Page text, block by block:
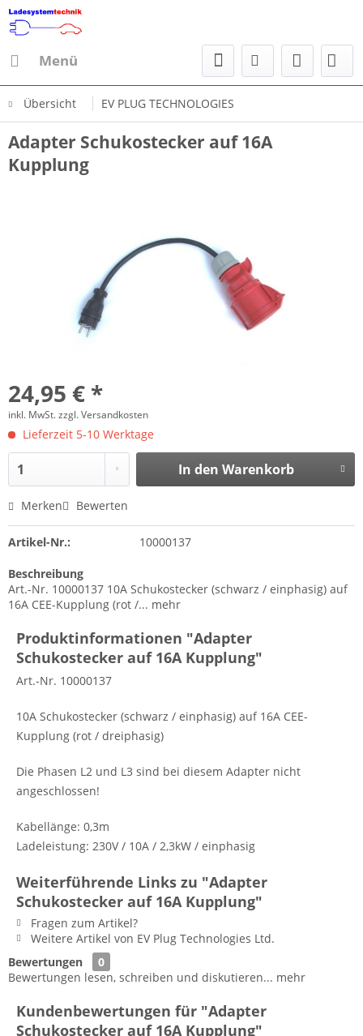
Menü
Übersicht EV PLUG TECHNOLOGIES
Adapter Schukostecker auf 16A
Kupplung
24,95 € *
inkl. MwSt.zzgl. Versandkosten
Lieferzeit 5-10 Werktage
In den Warenkorb
Merken Bewerten
Artikel-Nr.: 10000137
Beschreibung
Art.-Nr. 10000137 10A Schukostecker (schwarz / einphasig) auf
16A CEE-Kupplung (rot /... mehr
Produktinformationen "Adapter
Schukostecker auf 16A Kupplung"
Art.-Nr. 10000137
10A Schukostecker (schwarz / einphasig) auf 16A CEE-
Kupplung (rot / dreiphasig)
Die Phasen L2 und L3 sind bei diesem Adapter nicht
angeschlossen!
Kabellänge: 0,3m
Ladeleistung: 230V / 10A / 2,3kW / einphasig
Weiterführende Links zu "Adapter
Schukostecker auf 16A Kupplung"
Fragen zum Artikel?
Weitere Artikel von EV Plug Technologies Ltd.
Bewertungen
0
Bewertungen lesen, schreiben und diskutieren... mehr
Kundenbewertungen für "Adapter
Schukostecker auf 16A Kupplung"